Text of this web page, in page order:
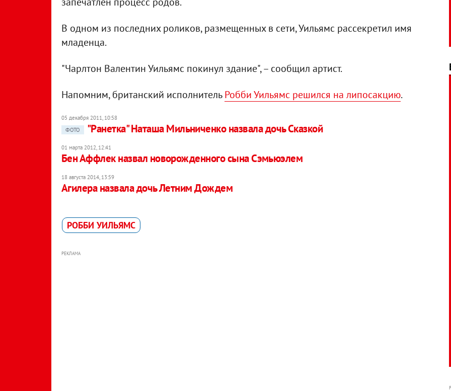
В одном из последних роликов, размещенных в сети, Уильямс рассекретил имя
младенца.
"Чарлтон Валентин Уильямс покинул здание", – сообщил артист.
Напомним, британский исполнительРобби Уильямс решился на липосакцию.
05 декабря 2011, 10:58
ФОТО
"Ранетка" Наташа Мильниченко назвала дочь Сказкой
01 марта 2012, 12:41
Бен Аффлек назвал новорожденного сына Сэмьюэлем
18 августа 2014, 13:59
Агилера назвала дочь Летним Дождем
РОББИ УИЛЬЯМС
РЕКЛАМА